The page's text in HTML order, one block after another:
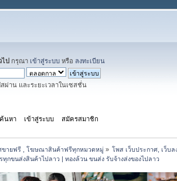
ป กรุณา เข้าสู่ระบบ หรือ ลงทะเบียน
ผ่าน และระยะเวลาในเซสชั่น
ค้นหา เข้าสู่ระบบ สมัครสมาชิก
ขายฟรี , โฆษณาสินค้าฟรีทุกหมวดหมู่» โพส เว็บประกาศ, เว็บ
ทุกขนส่งสินค้าไปลาว | ทองล้วน ขนส่ง รับจ้างส่งของไปลาว